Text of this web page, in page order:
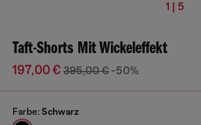
1 | 5
Taft-Shorts Mit Wickeleffekt
197,00 € 395,00 € -50%
Farbe: Schwarz